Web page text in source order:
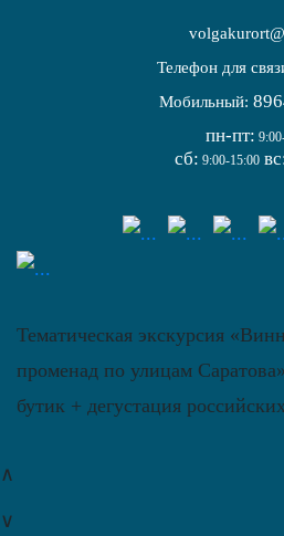
Телефон для
Мобильный:
пн-пт:
сб: 9:00-15:00
Тематическая экскурсия
променад по улицам
бутик + дегустация
∧
∨